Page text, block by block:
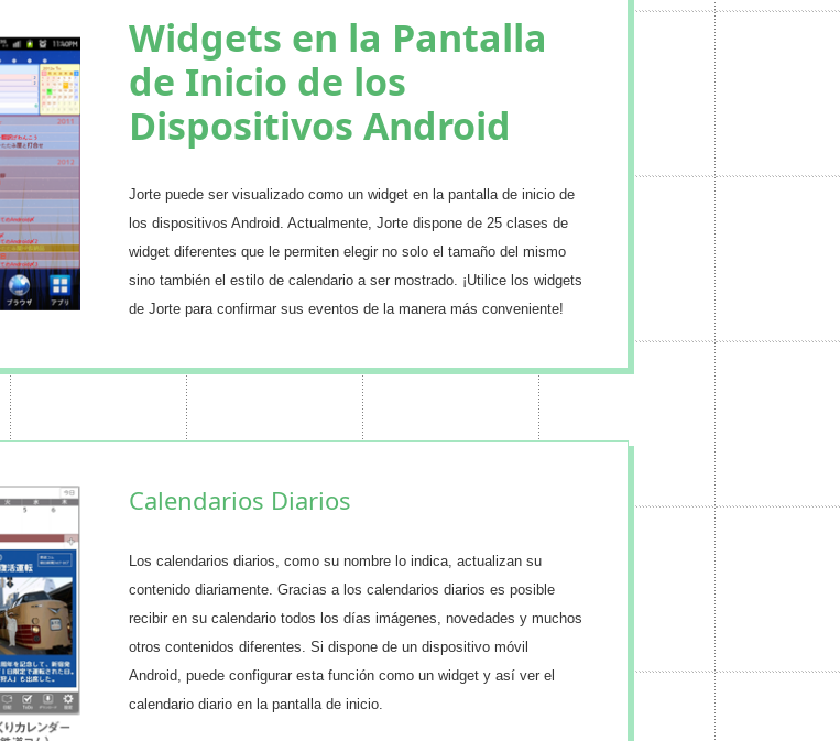
Widgets en la Pantalla
de Inicio de los
Dispositivos Android
Jorte puede ser visualizado como un widget en la pantalla de inicio de
los dispositivos Android. Actualmente, Jorte dispone de 25 clases de
widget diferentes que le permiten elegir no solo el tamaño del mismo
sino también el estilo de calendario a ser mostrado. ¡Utilice los widgets
de Jorte para confirmar sus eventos de la manera más conveniente!
Calendarios Diarios
Los calendarios diarios, como su nombre lo indica, actualizan su
contenido diariamente. Gracias a los calendarios diarios es posible
recibir en su calendario todos los días imágenes, novedades y muchos
otros contenidos diferentes. Si dispone de un dispositivo móvil
Android, puede configurar esta función como un widget y así ver el
calendario diario en la pantalla de inicio.